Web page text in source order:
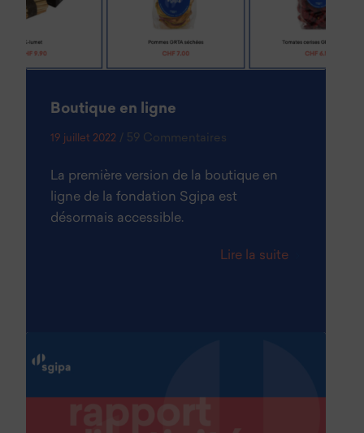
Boutique en ligne
19 juillet 2022 / 59 Commentaires
La première version de la boutique en
ligne de la fondation Sgipa est
désormais accessible.
Lire la suite